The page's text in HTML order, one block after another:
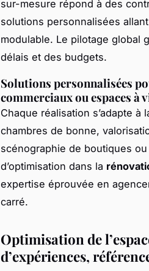
sur-mesure répond à des
solutions personnalisées
modulable. Le pilotage global
délais et des budgets.
Solutions personnalisées
commerciaux ou espaces à
Chaque réalisation s’adapte
chambres de bonne,
scénographie de boutiques
d’optimisation dans la
expertise éprouvée en
carré.
Optimisation de
d’expériences,